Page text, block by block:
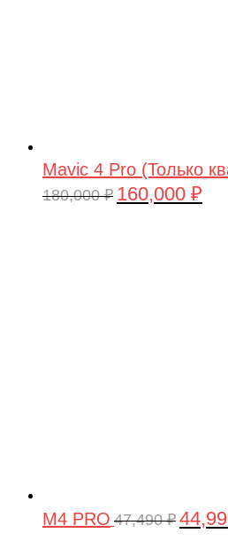
Mavic 4 Pro (Только
180,000₽ Первоначальная
160,000 ₽
M4 PRO 47,490₽